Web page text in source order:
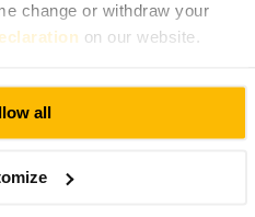
change or withdraw your
on our website.
all
#عشاء_زوجي